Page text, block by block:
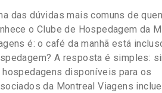
das dúvidas mais comuns de
o Clube de Hospedagem da
é: o café da manhã está
A resposta é simples:
hospedagens disponíveis para os
da Montreal Viagens